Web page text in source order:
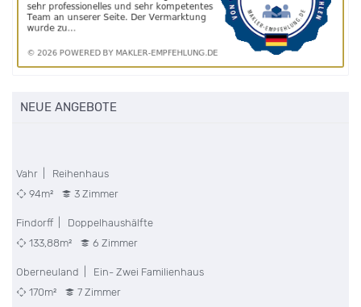
NEUE ANGEBOTE
Vahr | Reihenhaus
94m²
3 Zimmer
Findorff | Doppelhaushälfte
133,88m²
6 Zimmer
Oberneuland | Ein- Zwei Familienhaus
170m²
7 Zimmer